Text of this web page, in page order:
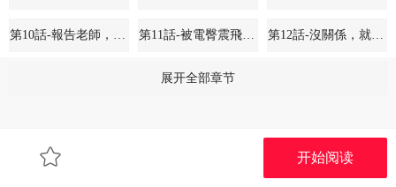
第10話-報告老師，我又硬了♥ 第11話-被電臀震飛的鹹濕肉棒 第12話-沒關係，就爽一下下…
开始阅读
展开全部章节